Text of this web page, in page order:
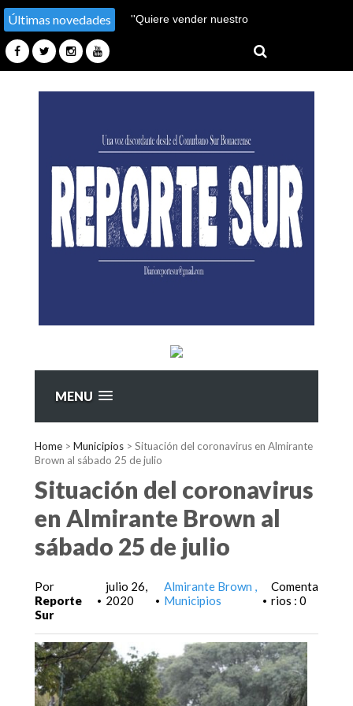
Últimas novedades
''Hay un millón de pobres
MENU
Home > Municipios > Situación del coronavirus en Almirante
Brown al sábado 25 de julio
Situación del coronavirus
en Almirante Brown al
sábado 25 de julio
Por
Reporte
Sur
•
julio 26,
2020
•
Almirante Brown
Municipios
•
Comenta
rios : 0